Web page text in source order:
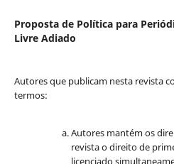
Proposta de Política para
Livre Adiado
Autores que publicam nesta revista
termos:
Autores mantém os
revista o direito de
licenciado